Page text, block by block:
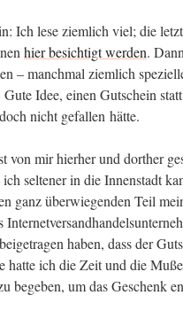
Ich lese ziem­lich viel; die
hier besich­tigt wer­den.
– manch­mal ziem­lich
Idee, einen Gut­schein
nicht gefal­len hätte.
von mir hier­her und dort­her
sel­te­ner in die Innen­stadt
ganz über­wie­gen­den Teil
haben, dass der
hat­te ich die Zeit und die
bege­ben, um das Geschenk